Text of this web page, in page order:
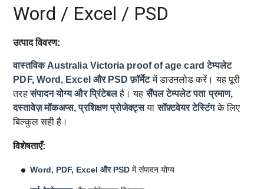
Word / Excel / PSD
उत्पाद विवरण:
वास्तविक Australia Victoria proof of age card टेम्पलेट
PDF, Word, Excel और PSD फ़ॉर्मेटमें डाउनलोड करें। यह पूरी
तरहसंपादन योग्य और प्रिंटेबलहै। यहसैंपल टेम्पलेट पता प्रमाण,
दस्तावेज़ मॉकअप्स, प्रशिक्षण प्रोजेक्ट्सयासॉफ़्टवेयर टेस्टिंगके लिए
बिल्कुल सही है।
विशेषताएँ:
Word, PDF, Excel और PSD में संपादन योग्य